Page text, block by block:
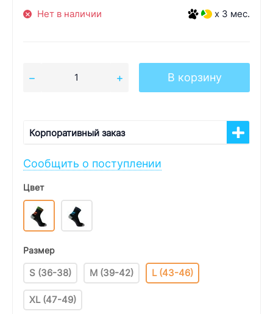
Нет в наличии x 3 мес.
В корзину
Корпоративный заказ
Сообщить о поступлении
Цвет
Размер
S (36-38) M (39-42) L (43-46)
XL (47-49)